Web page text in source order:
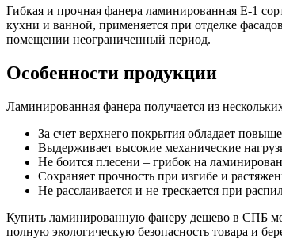
1/1
12мм
Гибкая и прочная фанера ламинированная Е-1
кухни и ванной, применяется при отделке
помещении неограниченный период.
Особенности продукции
Ламинированная фанера получается из
За счет верхнего покрытия обладает
Выдерживает высокие механические
Не боится плесени – грибок на
Сохраняет прочность при изгибе и
Не расслаивается и не трескается при
Купить ламинированную фанеру дешево в СПБ
полную экологическую безопасность товара и